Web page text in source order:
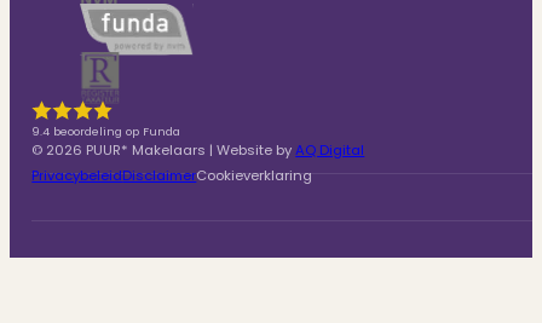
9.4 beoordeling op Funda
© 2026 PUUR* Makelaars | Website byAQ Digital
PrivacybeleidDisclaimerCookieverklaring